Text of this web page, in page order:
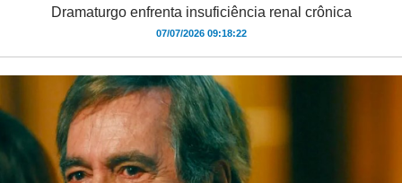
Dramaturgo enfrenta insuficiência renal crônica
07/07/2026 09:18:22